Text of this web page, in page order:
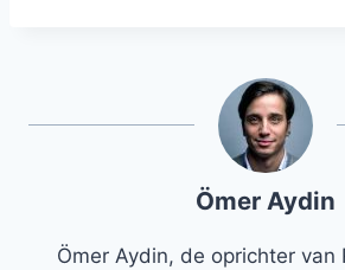
Ömer Aydin
Ömer Aydin, de oprichter van